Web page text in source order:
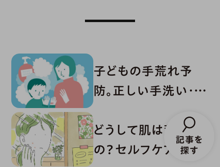
子どもの手荒れ予
防。正しい手洗い・消
どうして肌は荒れる
の？セルフケアのた